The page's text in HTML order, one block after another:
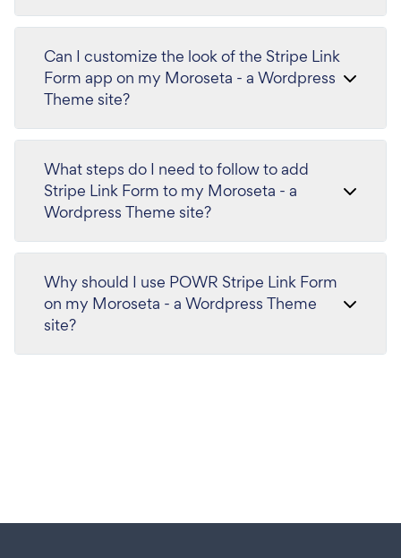
Can I customize the look of the Stripe Link
Form app on my Moroseta - a Wordpress
Theme site?
What steps do I need to follow to add
Stripe Link Form to my Moroseta - a
Wordpress Theme site?
Why should I use POWR Stripe Link Form
on my Moroseta - a Wordpress Theme
site?